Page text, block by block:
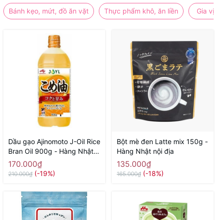
Bánh kẹo, mứt, đồ ăn vặt Thực phẩm khô, ăn liền Gia vị
Dầu gạo Ajinomoto J-Oil Rice
Bran Oil 900g - Hàng Nhật
nội địa
170.000₫
210.000₫ (-19%)
Bột mè đen Latte mix 150g -
Hàng Nhật nội địa
135.000₫
165.000₫ (-18%)